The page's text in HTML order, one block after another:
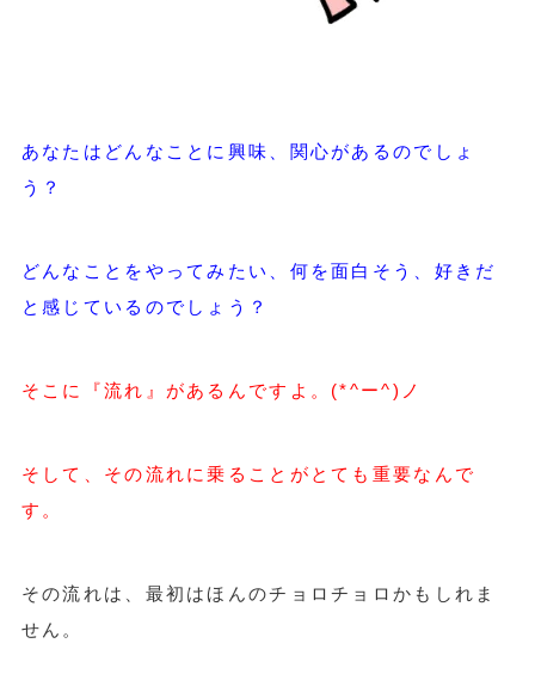
あなたはどんなことに興味、関心があるのでしょ
う？
どんなことをやってみたい、何を面白そう、好きだ
と感じているのでしょう？
そこに『流れ』があるんですよ。(*^ー^)ノ
そして、その流れに乗ることがとても重要なんで
す。
その流れは、最初はほんのチョロチョロかもしれま
せん。